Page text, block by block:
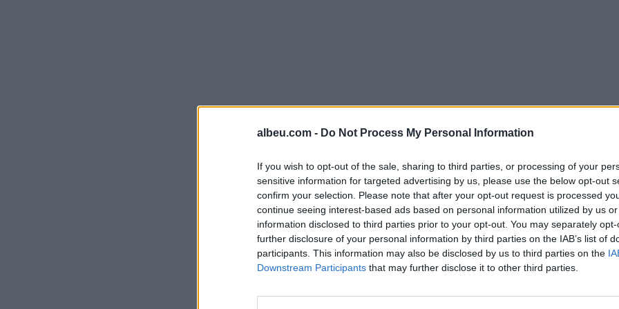
albeu.com - Do Not Process My Personal Information
If you wish to opt-out of the sale, sharing to third parties, or processing of your
sensitive information for targeted advertising by us, please use the below opt-out
confirm your selection. Please note that after your opt-out request is processed
continue seeing interest-based ads based on personal information utilized by us
information disclosed to third parties prior to your opt-out. You may separately
further disclosure of your personal information by third parties on the IAB’s list of
participants. This information may also be disclosed by us to third parties on the
Downstream Participants that may further disclose it to other third parties.